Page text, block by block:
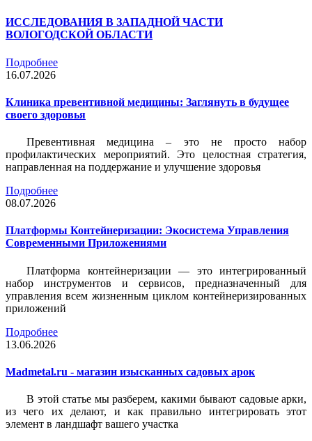
ИССЛЕДОВАНИЯ В ЗАПАДНОЙ ЧАСТИ
ВОЛОГОДСКОЙ ОБЛАСТИ
Подробнее
16.07.2026
Клиника превентивной медицины: Заглянуть в будущее
своего здоровья
Превентивная медицина – это не просто набор
профилактических мероприятий. Это целостная стратегия,
направленная на поддержание и улучшение здоровья
Подробнее
08.07.2026
Платформы Контейнеризации: Экосистема Управления
Современными Приложениями
Платформа контейнеризации — это интегрированный
набор инструментов и сервисов, предназначенный для
управления всем жизненным циклом контейнеризированных
приложений
Подробнее
13.06.2026
Madmetal.ru - магазин изысканных садовых арок
В этой статье мы разберем, какими бывают садовые арки,
из чего их делают, и как правильно интегрировать этот
элемент в ландшафт вашего участка